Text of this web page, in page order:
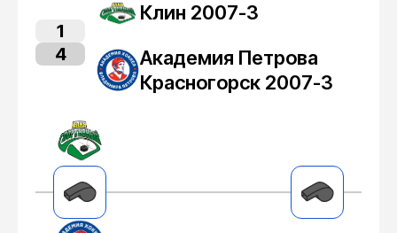
Клин 2007-3
1
4
Академия Петрова
Красногорск 2007-3